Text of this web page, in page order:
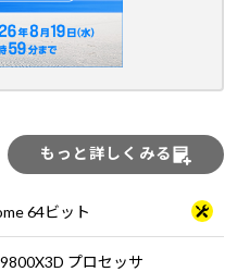
もっと詳しくみる
64ビット
プロセッサ